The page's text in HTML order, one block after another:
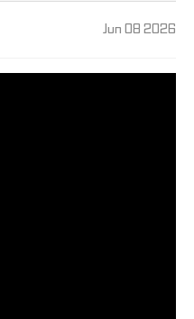
Jun 08 2026